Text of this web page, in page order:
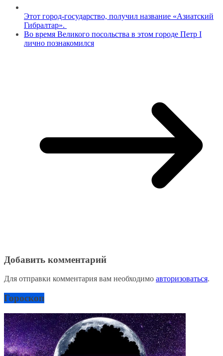
Этот город-государство, получил название «Азиатский
Гибралтар».
Во время Великого посольства в этом городе Петр I
лично познакомился
Добавить комментарий
Для отправки комментария вам необходимо авторизоваться.
Гороскоп